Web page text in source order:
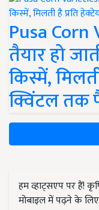
Pusa
तैयार हो
किस्में,
क्विंटल तक
हम व्हाट्सएप पर हैं!
मोबाइल में पढ़ने के